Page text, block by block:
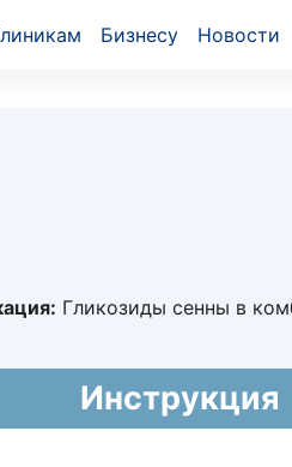
Бизнесу Новости
Гликозиды сенны в
Инструкция